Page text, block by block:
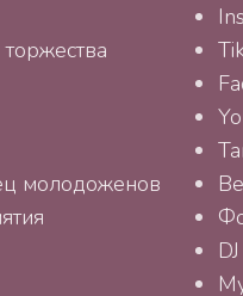
молодоженов
DJ